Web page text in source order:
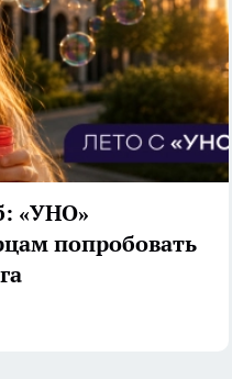
«УНО»
попробовать